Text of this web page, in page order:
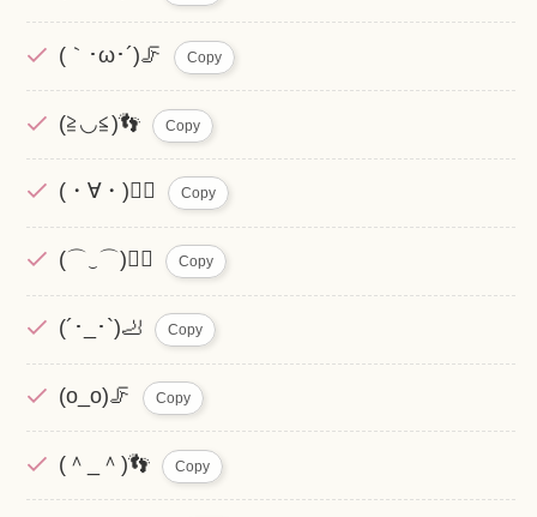
(｀･ω･´)🦵 Copy
(≧◡≦)👣 Copy
(・∀・)🚶‍♀️ Copy
(⌒‿⌒)🏃‍♂️ Copy
(´･_･`)🦶 Copy
(o_o)🦵 Copy
(＾_＾)👣 Copy